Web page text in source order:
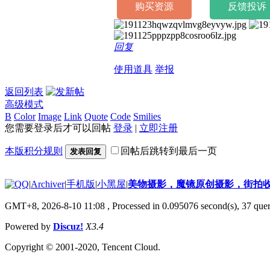
购买资源 反馈投诉
回复
使用道具 举报
返回列表
高级模式
B Color Image Link Quote Code Smilies
您需要登录后才可以回帖 登录 | 立即注册
本版积分规则 发表回复 回帖后跳转到最后一页
|Archiver|手机版|小黑屋|美物摄影，魔镜原创摄影，街拍
GMT+8, 2026-8-10 11:08 , Processed in 0.095076 second(s), 37
Powered by Discuz! X3.4
Copyright © 2001-2020, Tencent Cloud.